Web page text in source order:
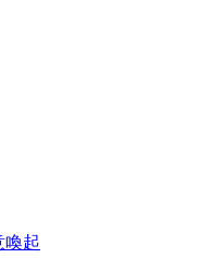
喚起